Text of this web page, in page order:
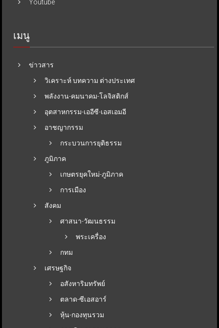
Youtube
เมนู
ข่าวสาร
วิเคราะห์ บทความ ต่างประเทศ
พลังงาน-คมนาคม-โลจิสติกส์
อุตสาหกรรม-เออีซี-เอสเอมอี
อาชญากรรม
กระบวนการยุติธรรม
ภูมิภาค
เกษตรยุคใหม่-ภูมิภาค
การเมือง
สังคม
ศาสนา-วัฒนธรรม
พระเครื่อง
กทม
เศรษฐกิจ
อสังหาริมทรัพย์
ตลาด-ซีเอสอาร์
หุ้น-กองทุนรวม